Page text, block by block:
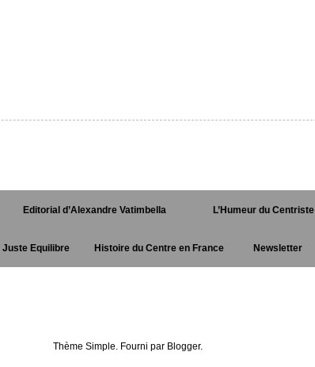
Editorial d’Alexandre Vatimbella L’Humeur du Centriste
Equilibre Histoire du Centre en France Newsletter
Thème Simple. Fourni par Blogger.